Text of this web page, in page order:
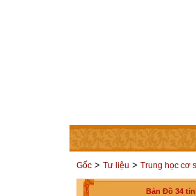
TRANG CHỦ THÀNH VIÊN
Gốc > Tư liệu > Trung học cơ
Bản Đồ 34